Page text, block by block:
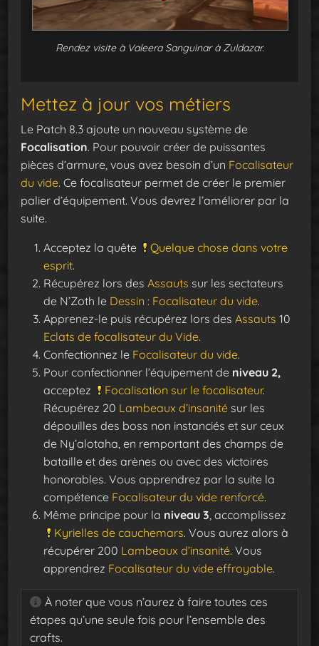
Rendez visite à Valeera Sanguinar à Zuldazar.
Mettez à jour vos métiers
Le Patch 8.3 ajoute un nouveau système de
Focalisation. Pour pouvoir créer de puissantes
pièces d’armure, vous avez besoin d’un Focalisateur
du vide. Ce focalisateur permet de créer le premier
palier d’équipement. Vous devrez l’améliorer par la
suite.
Acceptez la quête
Quelque chose dans votre
esprit.
Récupérez lors des Assauts sur les sectateurs
de N’Zoth le Dessin : Focalisateur du vide.
Apprenez-le puis récupérez lors des Assauts 10
Eclats de focalisateur du Vide.
Confectionnez le Focalisateur du vide.
Pour confectionner l’équipement de niveau 2,
acceptez
Focalisation sur le focalisateur.
Récupérez 20 Lambeaux d’insanité sur les
dépouilles des boss non instanciés et sur ceux
de Ny’alotaha, en remportant des champs de
bataille et des arènes ou avec des victoires
honorables. Vous apprendrez par la suite la
compétence Focalisateur du vide renforcé.
Même principe pour la niveau 3 , accomplissez
Kyrielles de cauchemars. Vous aurez alors à
récupérer 200 Lambeaux d’insanité. Vous
apprendrez Focalisateur du vide effroyable.
À noter que vous n’aurez à faire toutes ces
étapes qu’une seule fois pour l’ensemble des
crafts.